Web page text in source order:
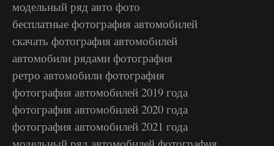
модельный ряд авто фото
бесплатные фотография автомобилей
скачать фотография автомобилей
автомобили рядами фотография
ретро автомобили фотография
фотография автомобилей 2019 года
фотография автомобилей 2020 года
фотография автомобилей 2021 года